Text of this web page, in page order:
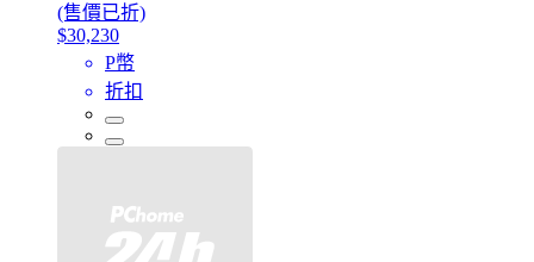
(售價已折)
$30,230
P幣
折扣